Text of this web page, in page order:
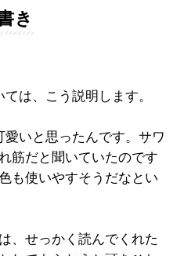
き
は、こう説明します。
いと思ったんです。サワ
筋だと聞いていたのです
も使いやすそうだなとい
、せっかく読んでくれた